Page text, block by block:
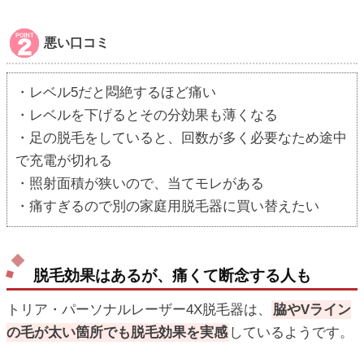
悪い口コミ
・レベル5だと悶絶するほど痛い
・レベルを下げるとその分効果も薄くなる
・足の脱毛をしていると、回数が多く必要なため途中
で充電が切れる
・照射面積が狭いので、当てモレがある
・痛すぎるので別の家庭用脱毛器に買い替えたい
脱毛効果はあるが、痛くて断念する人も
トリア・パーソナルレーザー4X脱毛器は、
脇やVライン
の毛が太い箇所でも脱毛効果を実感 しているようです。